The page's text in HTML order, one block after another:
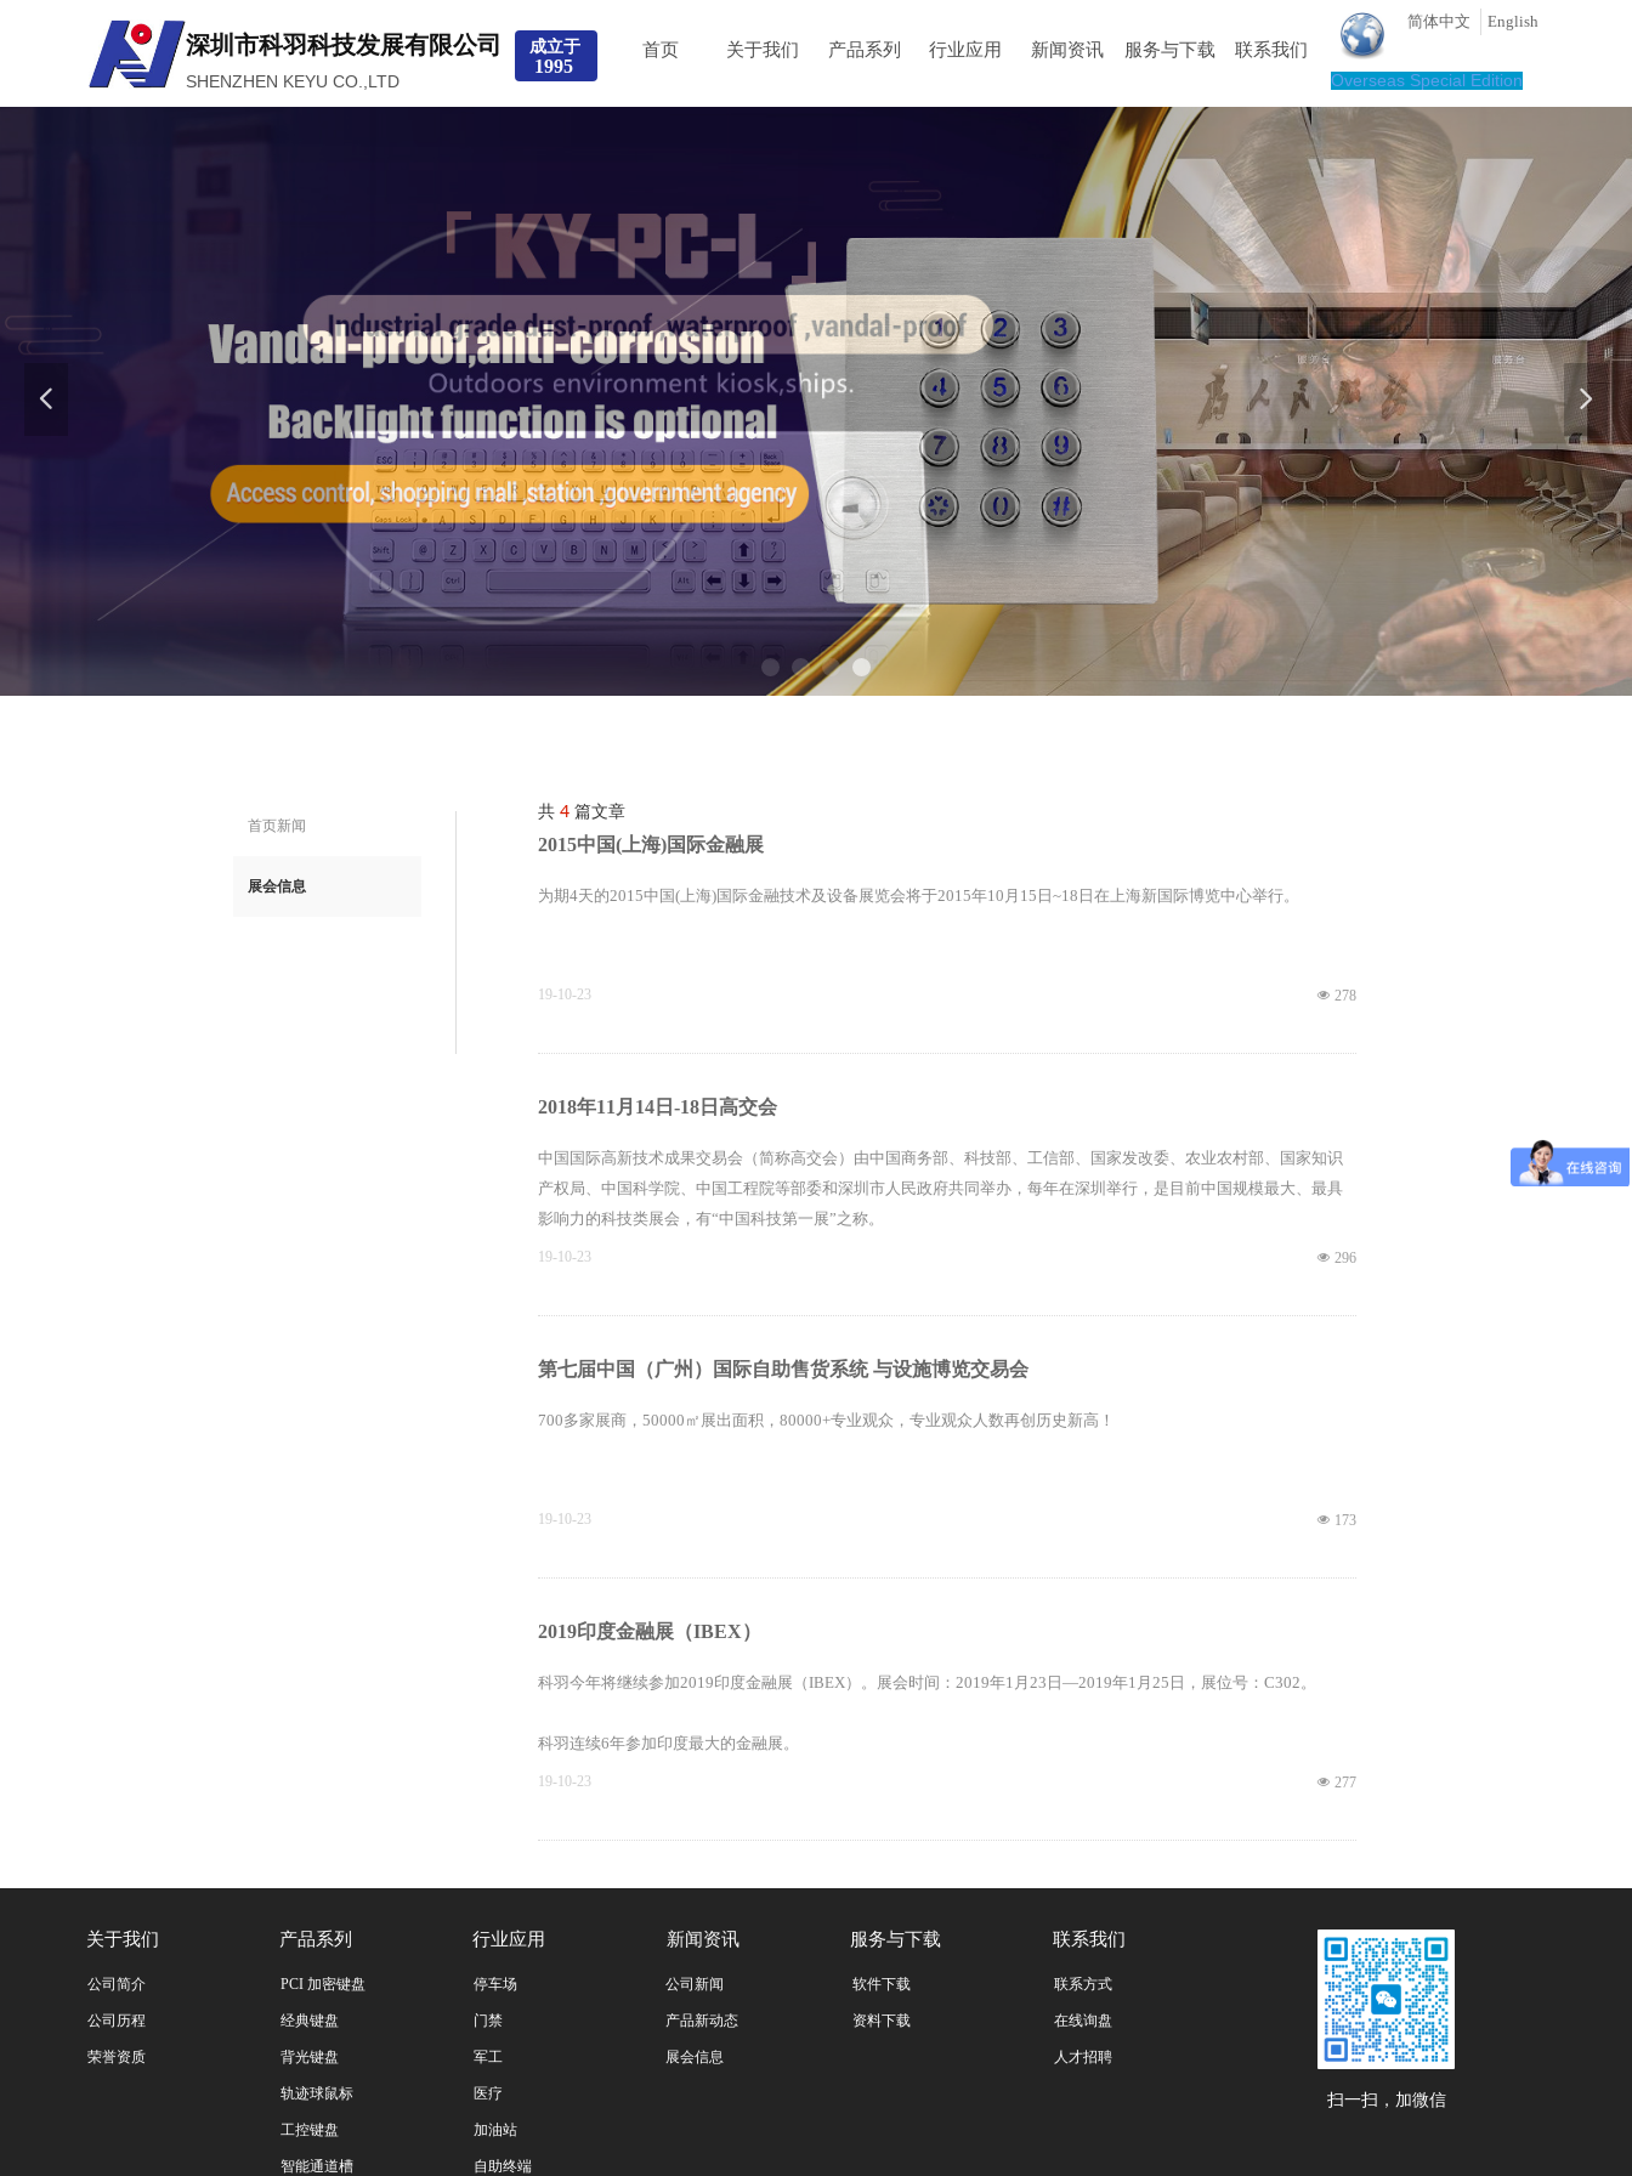
深圳市科羽科技发展有限公司
SHENZHEN KEYU CO.,LTD
首页 关于我们 产品系列 行业应用 新闻资讯 服务与下载 联系我们
成立于
1995
简体中文 English
Overseas Special Edition
넳 넲
共 4 篇文章
2015中国(上海)国际金融展
为期4天的2015中国(上海)国际金融技术及设备展览会将于2015年10月15日~18日在上海新国际博览中心举行。
넶 278
19-10-23
2018年11月14日-18日高交会
中国国际高新技术成果交易会（简称高交会）由中国商务部、科技部、工信部、国家发改委、农业农村部、国家知识
产权局、中国科学院、中国工程院等部委和深圳市人民政府共同举办，每年在深圳举行，是目前中国规模最大、最具
影响力的科技类展会，有“中国科技第一展”之称。
넶 296
19-10-23
第七届中国（广州）国际自助售货系统 与设施博览交易会
700多家展商，50000㎡展出面积，80000+专业观众，专业观众人数再创历史新高！
넶 173
19-10-23
2019印度金融展（IBEX）
科羽今年将继续参加2019印度金融展（IBEX）。展会时间：2019年1月23日—2019年1月25日，展位号：C302。
科羽连续6年参加印度最大的金融展。
넶 277
19-10-23
首页新闻
展会信息
PCI 加密键盘
经典键盘
背光键盘
轨迹球鼠标
工控键盘
智能通道槽
联系方式
在线询盘
人才招聘
软件下载
资料下载
公司新闻
产品新动态
展会信息
停车场
门禁
军工
医疗
加油站
自助终端
公司简介
公司历程
荣誉资质
关于我们 产品系列 行业应用 新闻资讯 服务与下载 联系我们
扫一扫，加微信